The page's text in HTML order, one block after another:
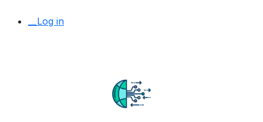
__Log in